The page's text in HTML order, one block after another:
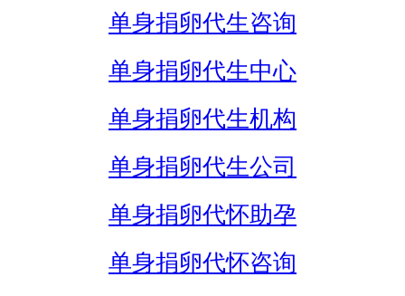
单身捐卵代生咨询
单身捐卵代生中心
单身捐卵代生机构
单身捐卵代生公司
单身捐卵代怀助孕
单身捐卵代怀咨询